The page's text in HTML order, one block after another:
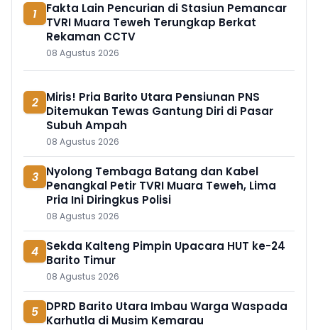
1
Fakta Lain Pencurian di Stasiun Pemancar
TVRI Muara Teweh Terungkap Berkat
Rekaman CCTV
08 Agustus 2026
2 Miris! Pria Barito Utara Pensiunan PNS
Ditemukan Tewas Gantung Diri di Pasar
Subuh Ampah
08 Agustus 2026
3 Nyolong Tembaga Batang dan Kabel
Penangkal Petir TVRI Muara Teweh, Lima
Pria Ini Diringkus Polisi
08 Agustus 2026
4 Sekda Kalteng Pimpin Upacara HUT ke-24
Barito Timur
08 Agustus 2026
5 DPRD Barito Utara Imbau Warga Waspada
Karhutla di Musim Kemarau